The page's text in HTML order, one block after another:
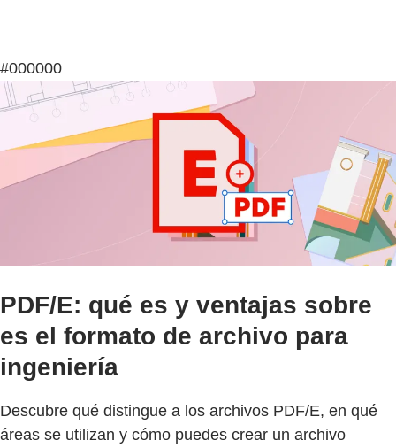
#000000
PDF/E: qué es y ventajas sobre
es el formato de archivo para
ingeniería
Descubre qué distingue a los archivos PDF/E, en qué
áreas se utilizan y cómo puedes crear un archivo